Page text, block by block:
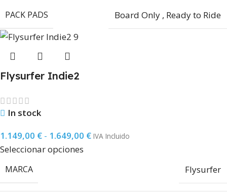
PACK PADS Board Only , Ready to Ride
Flysurfer Indie2
In stock
1.149,00 € - 1.649,00 € IVA Incluido
Seleccionar opciones
MARCA Flysurfer